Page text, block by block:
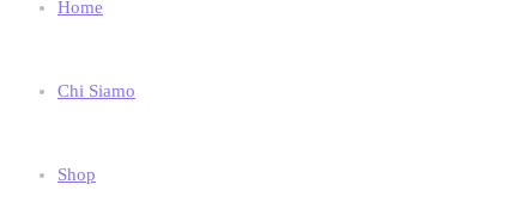
Home
Chi Siamo
Shop